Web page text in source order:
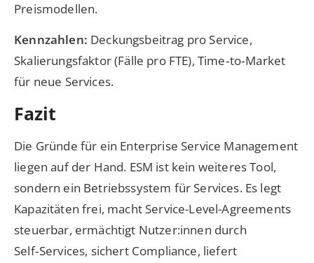
Preismodellen.
Kennzahlen: Deckungsbeitrag pro Service,
Skalierungsfaktor (Fälle pro FTE), Time‑to‑Market
für neue Services.
Fazit
Die Gründe für ein Enterprise Service Management
liegen auf der Hand. ESM ist kein weiteres Tool,
sondern ein Betriebssystem für Services. Es legt
Kapazitäten frei, macht Service-Level-Agreements
steuerbar, ermächtigt Nutzer:innen durch
Self‑Services, sichert Compliance, liefert